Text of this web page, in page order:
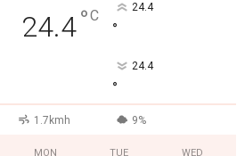
24.4°C 24.4
°
24.4
°
1.7kmh 9%
MON TUE WED